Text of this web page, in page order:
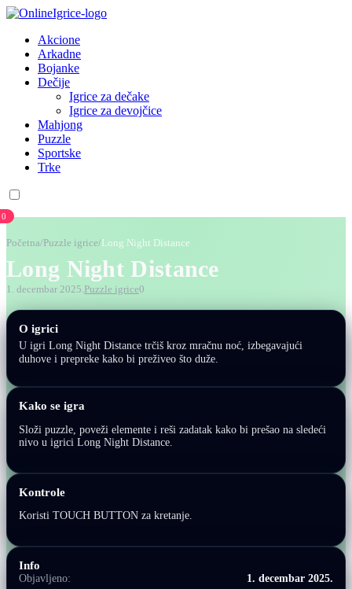
Akcione
Arkadne
Bojanke
Dečije
Igrice za dečake
Igrice za devojčice
Mahjong
Puzzle
Sportske
Trke
0
Početna/ Puzzle igrice/ Long Night Distance
Long Night Distance
1. decembar 2025.Puzzle igrice0
O igrici
U igri Long Night Distance trčiš kroz mračnu noć, izbegavajući
duhove i prepreke kako bi preživeo što duže.
Kako se igra
Složi puzzle, poveži elemente i reši zadatak kako bi prešao na sledeći
nivo u igrici Long Night Distance.
Kontrole
Koristi TOUCH BUTTON za kretanje.
Info
Objavljeno:
1. decembar 2025.